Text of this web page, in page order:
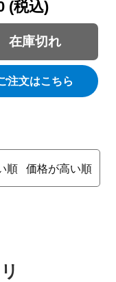
税込
在庫切れ
注文はこちら
順 価格が高い順